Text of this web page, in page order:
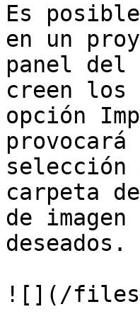
Es
en un
panel del
creen los
opción
selección
carpeta
de
deseados.
![](/files/-